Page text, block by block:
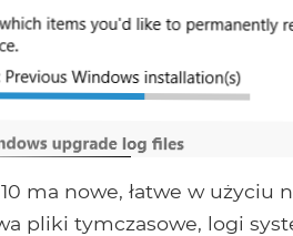
ma nowe, łatwe w użyciu
pliki tymczasowe, logi